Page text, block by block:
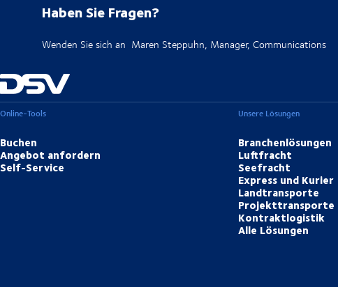
Haben Sie Fragen?
Wenden Sie sich an Maren Steppuhn, Manager, Communications
Online-Tools
Buchen
Angebot anfordern
Self-Service
Unsere Lösungen
Branchenlösungen
Luftfracht
Seefracht
Express und Kurier
Landtransporte
Projekttransporte
Kontraktlogistik
Alle Lösungen